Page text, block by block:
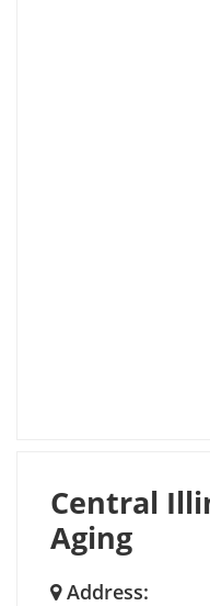
Central
Aging
Address: